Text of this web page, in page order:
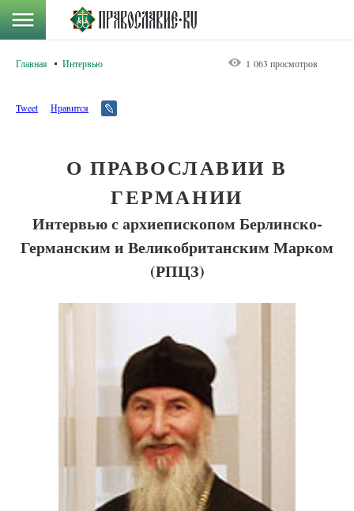
Главная Интервью 1 063 просмотров
Tweet Нравится
О ПРАВОСЛАВИИ В
ГЕРМАНИИ
Интервью с архиепископом Берлинско-
Германским и Великобританским Марком
(РПЦЗ)